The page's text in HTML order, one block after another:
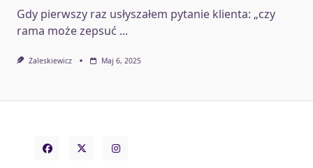
Gdy pierwszy raz usłyszałem pytanie klienta: „czy
rama może zepsuć ...
Zaleskiewicz Maj 6, 2025